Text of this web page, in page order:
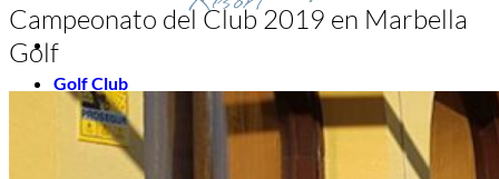
Golf Club
El Campo
Instalaciones
Clases de Golf
Quienes Somos
Campeonato del Club 2019 en Marbella
Golf